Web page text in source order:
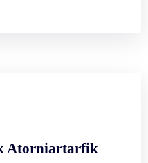
Atorniartarfik